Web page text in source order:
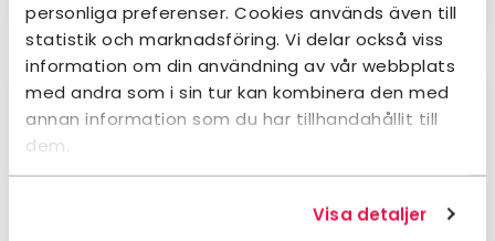
personliga preferenser. Cookies används även till
statistik och marknadsföring. Vi delar också viss
information om din användning av vår webbplats
med andra som i sin tur kan kombinera den med
annan information som du har tillhandahållit till
dem.
Visa detaljer
230 KR
Senior